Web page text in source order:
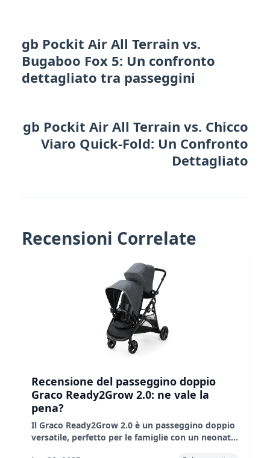
gb Pockit Air All Terrain vs.
Bugaboo Fox 5: Un confronto
dettagliato tra passeggini
gb Pockit Air All Terrain vs. Chicco
Viaro Quick-Fold: Un Confronto
Dettagliato
Recensioni Correlate
Recensione del passeggino doppio
Graco Ready2Grow 2.0: ne vale la
pena?
Il Graco Ready2Grow 2.0 è un passeggino doppio
versatile, perfetto per le famiglie con un neonato